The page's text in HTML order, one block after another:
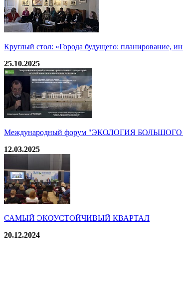
Круглый стол: «Города будущего: планирование,
25.10.2025
Международный форум "ЭКОЛОГИЯ
12.03.2025
САМЫЙ ЭКОУСТОЙЧИВЫЙ КВАРТАЛ
20.12.2024